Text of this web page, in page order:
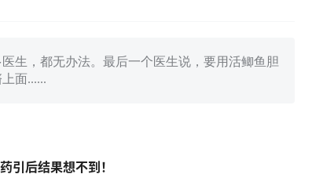
生，都无办法。最后一个医生说，要用活鲫鱼胆
面......
引后结果想不到！